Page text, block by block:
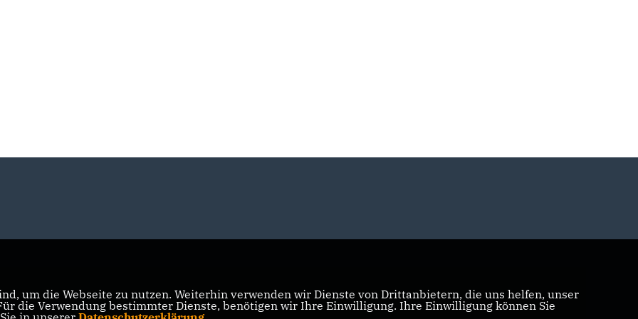
um die Webseite zu nutzen. Weiterhin verwenden wir Dienste von Drittanbietern, die uns helfen, unser
die Verwendung bestimmter Dienste, benötigen wir Ihre Einwilligung. Ihre Einwilligung können Sie